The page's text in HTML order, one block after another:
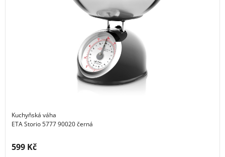
Kuchyňská váha
ETA Storio 5777 90020 černá
Cena s DPH:
599 Kč